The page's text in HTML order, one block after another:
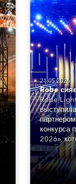
21.05.2026
Robe
Robe
конкурса
2026»,
энергии,